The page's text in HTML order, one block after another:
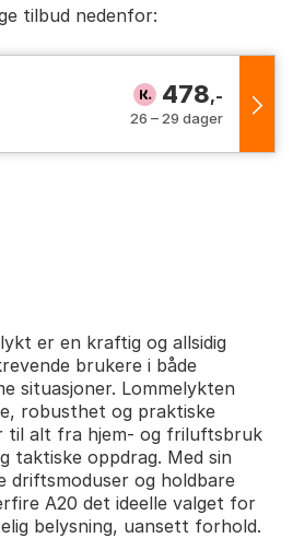
tilbud nedenfor:
478,-
26 – 29 dager
er en kraftig og allsidig
brukere i både
situasjoner. Lommelykten
robusthet og praktiske
til alt fra hjem- og friluftsbruk
taktiske oppdrag. Med sin
driftsmoduser og holdbare
A20 det ideelle valget for
belysning, uansett forhold.